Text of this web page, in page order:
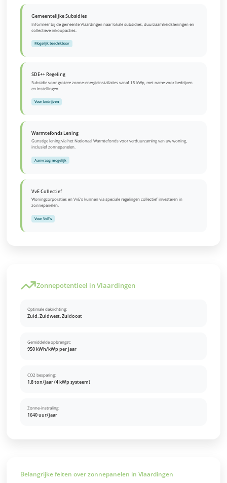
Gemeentelijke Subsidies
Informeer bij de gemeente Vlaardingen naar lokale subsidies, duurzaamheidsleningen en
collectieve inkoopacties.
Mogelijk beschikbaar
SDE++ Regeling
Subsidie voor grotere zonne-energieinstallaties vanaf 15 kWp, met name voor bedrijven
en instellingen.
Voor bedrijven
Warmtefonds Lening
Gunstige lening via het Nationaal Warmtefonds voor verduurzaming van uw woning,
inclusief zonnepanelen.
Aanvraag mogelijk
VvE Collectief
Woningcorporaties en VvE's kunnen via speciale regelingen collectief investeren in
zonnepanelen.
Voor VvE's
Zonnepotentieel in Vlaardingen
Optimale dakrichting:
Zuid, Zuidwest, Zuidoost
Gemiddelde opbrengst:
950 kWh/kWp per jaar
CO2 besparing:
1,8 ton/jaar (4 kWp systeem)
Zonne-instraling:
1640 uur/jaar
Belangrijke feiten over zonnepanelen in Vlaardingen